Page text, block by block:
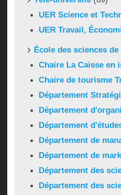
UER Science et
UER Travail,
École des sciences
Chaire La Caisse en
Chaire de tourisme
Département
Département
Département
Département de
Département de
Département des
Département des